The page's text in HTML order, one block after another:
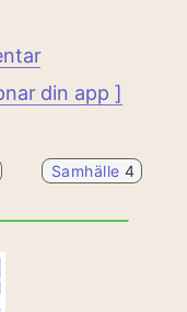
din app ]
Samhälle4